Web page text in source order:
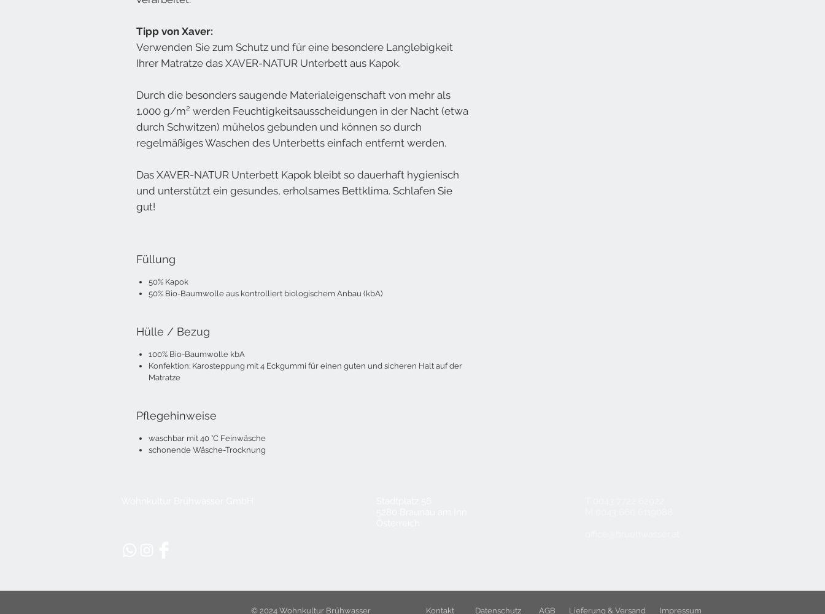
Tipp von Xaver:
Verwenden Sie zum Schutz und für eine besondere Langlebigkeit
Ihrer Matratze das XAVER-NATUR Unterbett aus Kapok.
Durch die besonders saugende Materialeigenschaft von mehr als
1.000 g/m² werden Feuchtigkeitsausscheidungen in der Nacht (etwa
durch Schwitzen) mühelos gebunden und können so durch
regelmäßiges Waschen des Unterbetts einfach entfernt werden.
Das XAVER-NATUR Unterbett Kapok bleibt so dauerhaft hygienisch
und unterstützt ein gesundes, erholsames Bettklima. Schlafen Sie
gut!
Füllung
50% Kapok
50% Bio-Baumwolle aus kontrolliert biologischem Anbau (kbA)
Hülle / Bezug
100% Bio-Baumwolle kbA
Konfektion: Karosteppung mit 4 Eckgummi für einen guten und sicheren Halt auf der
Matratze
Pflegehinweise
waschbar mit 40 °C Feinwäsche
schonende Wäsche-Trocknung
© 2024 Wohnkultur Brühwasser Kontakt Datenschutz AGB Lieferung & Versand Impressum